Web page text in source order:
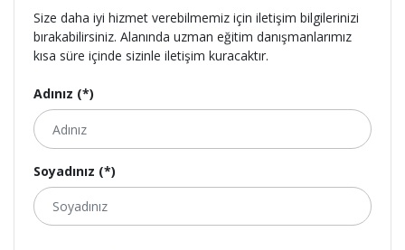
Size daha iyi hizmet verebilmemiz için iletişim bilgilerinizi
bırakabilirsiniz. Alanında uzman eğitim danışmanlarımız
kısa süre içinde sizinle iletişim kuracaktır.
Adınız (*)
Soyadınız (*)